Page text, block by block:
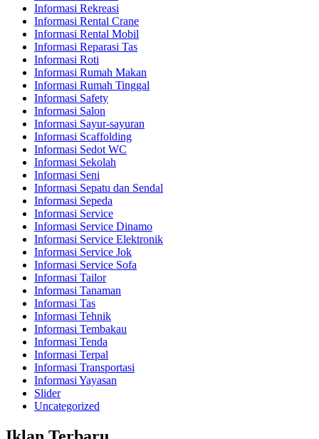
Informasi Rekreasi
Informasi Rental Crane
Informasi Rental Mobil
Informasi Reparasi Tas
Informasi Roti
Informasi Rumah Makan
Informasi Rumah Tinggal
Informasi Safety
Informasi Salon
Informasi Sayur-sayuran
Informasi Scaffolding
Informasi Sedot WC
Informasi Sekolah
Informasi Seni
Informasi Sepatu dan Sendal
Informasi Sepeda
Informasi Service
Informasi Service Dinamo
Informasi Service Elektronik
Informasi Service Jok
Informasi Service Sofa
Informasi Tailor
Informasi Tanaman
Informasi Tas
Informasi Tehnik
Informasi Tembakau
Informasi Tenda
Informasi Terpal
Informasi Transportasi
Informasi Yayasan
Slider
Uncategorized